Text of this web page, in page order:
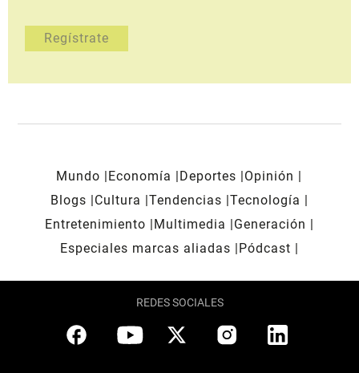
Mundo Economía Deportes
Opinión
Blogs
Cultura Tendencias Tecnología
Entretenimiento
Multimedia
Generación
Especiales marcas aliadas
Pódcast
REDES SOCIALES